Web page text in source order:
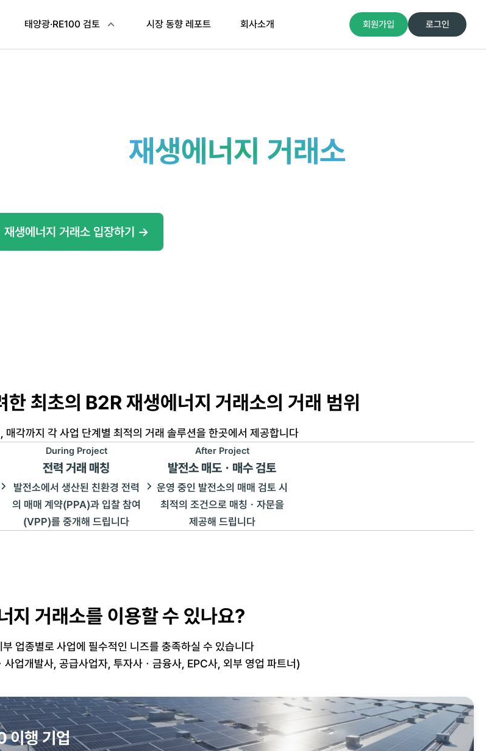
태양광·RE100 검토 시장 동향 레포트 회사소개 회원가입 로그인
재생에너지 거래소
재생에너지 거래소 입장하기 →
최초의 B2R 재생에너지 거래소의 거래 범위
매각까지 각 사업 단계별 최적의 거래 솔루션을 한곳에서 제공합니다
During Project
전력 거래 매칭
발전소에서 생산된 친환경 전력
의 매매 계약(PPA)과 입찰 참여
(VPP)를 중개해 드립니다
After Project
발전소 매도ㆍ매수 검토
운영 중인 발전소의 매매 검토 시
최적의 조건으로 매칭ㆍ자문을
제공해 드립니다
지 거래소를 이용할 수 있나요?
업종별로 사업에 필수적인 니즈를 충족하실 수 있습니다
업개발사, 공급사업자, 투자사ㆍ금융사, EPC사, 외부 영업 파트너)
이행 기업